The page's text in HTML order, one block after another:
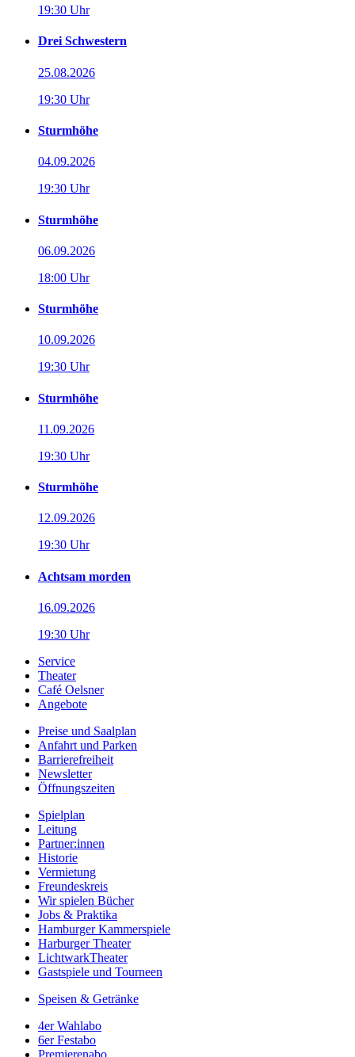
19:30 Uhr
Drei Schwestern
25.08.2026
19:30 Uhr
Sturmhöhe
04.09.2026
19:30 Uhr
Sturmhöhe
06.09.2026
18:00 Uhr
Sturmhöhe
10.09.2026
19:30 Uhr
Sturmhöhe
11.09.2026
19:30 Uhr
Sturmhöhe
12.09.2026
19:30 Uhr
Achtsam morden
16.09.2026
19:30 Uhr
Service
Theater
Café Oelsner
Angebote
Preise und Saalplan
Anfahrt und Parken
Barrierefreiheit
Newsletter
Öffnungszeiten
Spielplan
Leitung
Partner:innen
Historie
Vermietung
Freundeskreis
Wir spielen Bücher
Jobs & Praktika
Hamburger Kammerspiele
Harburger Theater
LichtwarkTheater
Gastspiele und Tourneen
Speisen & Getränke
4er Wahlabo
6er Festabo
Premierenabo